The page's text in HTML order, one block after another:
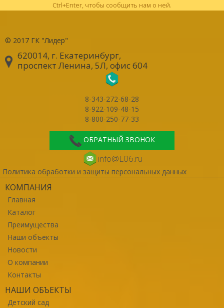
Ctrl+Enter, чтобы сообщить нам о ней.
© 2017 ГК "Лидер"
620014, г. Екатеринбург,
проспект Ленина, 5Л, офис 604
8-343-272-68-28
8-922-109-48-15
8-800-250-77-33
ОБРАТНЫЙ ЗВОНОК
info@L06.ru
Политика обработки и защиты персональных данных
КОМПАНИЯ
Главная
Каталог
Преимущества
Наши объекты
Новости
О компании
Контакты
НАШИ ОБЪЕКТЫ
Детский сад